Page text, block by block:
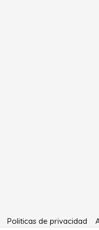
Politicas de privacidad